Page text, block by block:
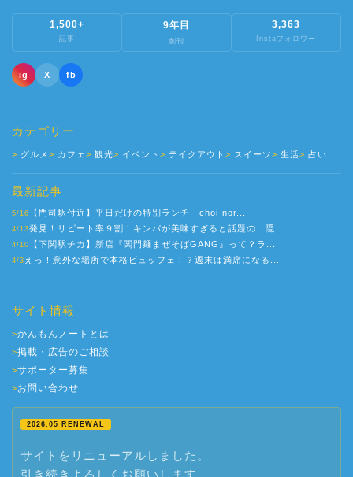
1,500+
記事
9年目
創刊
3,363
Instaフォロワー
ig X fb
カテゴリー
グルメ カフェ 観光 イベント テイクアウト スイーツ 生活 占い
最新記事
5/16 【門司駅付近】平日だけの特別ランチ「choi-nor...
4/13発見！リピート率９割！キンパが美味すぎると話題の、隠...
4/10 【下関駅チカ】新店『関門麺まぜそばGANG』って？ラ...
4/3 えっ！意外な場所で本格ビュッフェ！？週末は満席になる...
サイト情報
>かんもんノートとは
>掲載・広告のご相談
>サポーター募集
>お問い合わせ
2026.05 RENEWAL
サイトをリニューアルしました。
引き続きよろしくお願いします。